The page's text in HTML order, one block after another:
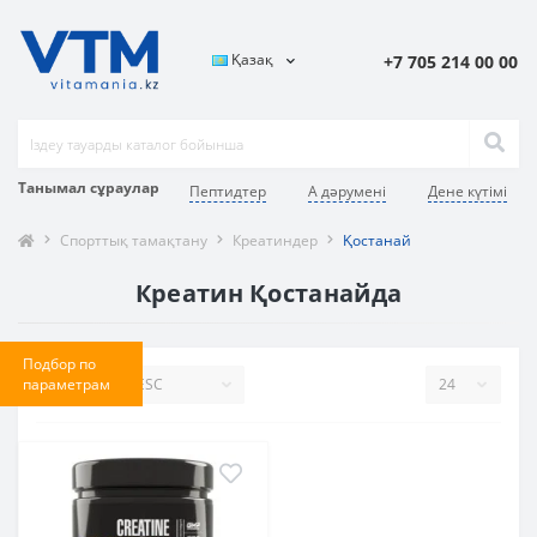
Подбор по
параметрам
Танымал сұраулар Пептидтер А дәрумені Дене күтімі
Қазақ +7 705 214 00 00
Спорттық тамақтану Креатиндер Қостанай
Креатин Қостанайда